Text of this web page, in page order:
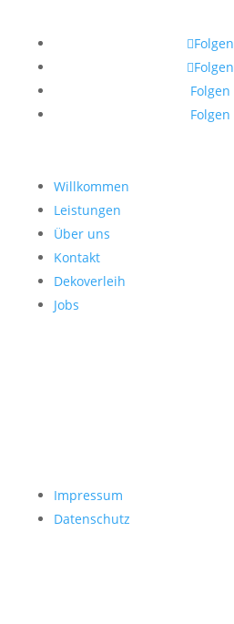
Folgen
Folgen
Folgen
Folgen
Willkommen
Leistungen
Über uns
Kontakt
Dekoverleih
Jobs
Impressum
Datenschutz